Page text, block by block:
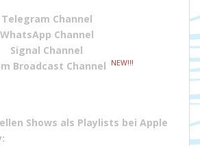
Telegram Channel
WhatsApp Channel
Signal Channel
Broadcast Channel
NEW!!!
Shows als Playlists bei Apple
: